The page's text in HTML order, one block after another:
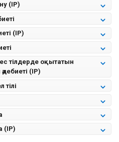
(IP)
(IP)
тілдерде оқытатын
(IP)
тілі
(IP)